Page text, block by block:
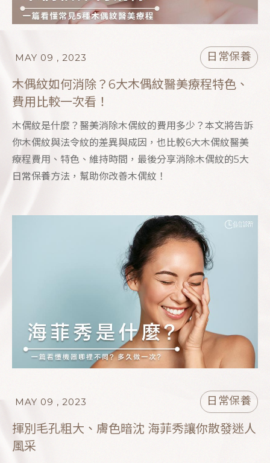
MAY 09 , 2023 日常保養
木偶紋如何消除？6大木偶紋醫美療程特色、
費用比較一次看！
木偶紋是什麼？醫美消除木偶紋的費用多少？本文將告訴
你木偶紋與法令紋的差異與成因，也比較6大木偶紋醫美
療程費用、特色、維持時間，最後分享消除木偶紋的5大
日常保養方法，幫助你改善木偶紋！
MAY 09 , 2023 日常保養
揮別毛孔粗大、膚色暗沈 海菲秀讓你散發迷人
風采